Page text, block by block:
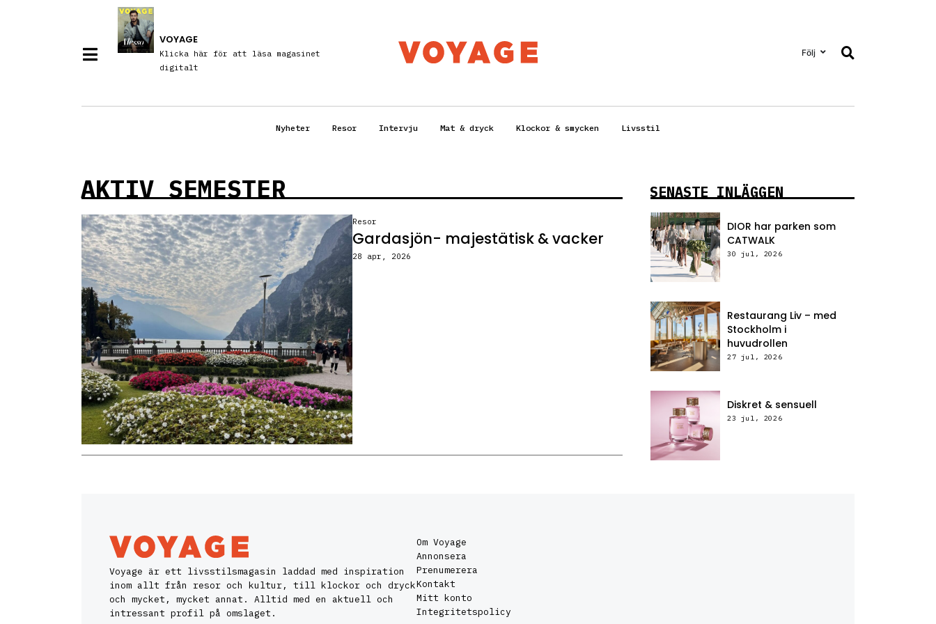
VOYAGE
Klicka här för att läsa magasinet
digitalt
Följ
Nyheter Resor Intervju Mat & dryck Klockor & smycken Livsstil
AKTIV SEMESTER
Resor
Gardasjön- majestätisk & vacker
28 apr, 2026
SENASTE INLÄGGEN
DIOR har parken som
CATWALK
30 jul, 2026
Restaurang Liv – med
Stockholm i
huvudrollen
27 jul, 2026
Diskret & sensuell
23 jul, 2026
Voyage är ett livsstilsmagasin laddad med inspiration
inom allt från resor och kultur, till klockor och dryck
och mycket, mycket annat. Alltid med en aktuell och
intressant profil på omslaget.
Om Voyage
Annonsera
Prenumerera
Kontakt
Mitt konto
Integritetspolicy